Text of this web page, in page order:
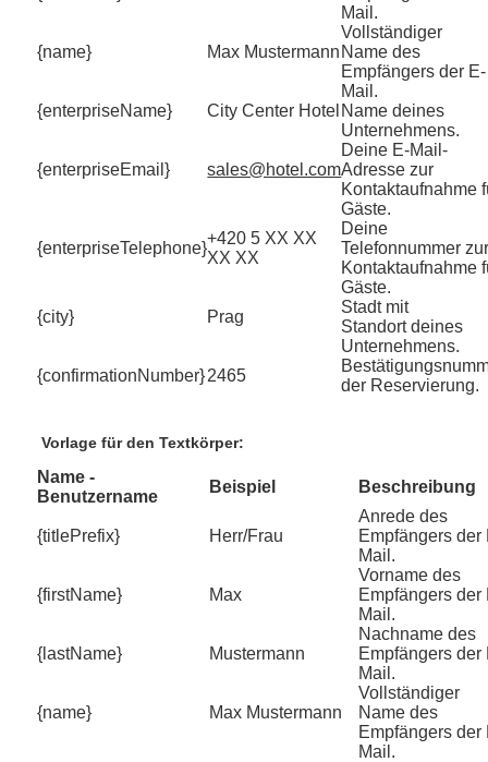
Mail.
{name} Max Mustermann
Vollständiger
Name des
Empfängers der E-
Mail.
{enterpriseName}
City Center Hotel Name deines
Unternehmens.
{enterpriseEmail} sales@hotel.com
Deine E-Mail-
Adresse zur
Kontaktaufnahme
Gäste.
{enterpriseTelephone}
+420 5 XX XX
XX XX
Deine
Telefonnummer
Kontaktaufnahme
Gäste.
{city}
Prag
Stadt mit
Standort deines
Unternehmens.
{confirmationNumber}2465
der Reservierung.
Vorlage für den Textkörper:
Name -
Benutzername
Beispiel Beschreibung
{titlePrefix} Herr/Frau
Anrede des
Empfängers der
Mail.
{firstName} Max
Vorname des
Empfängers der
Mail.
{lastName} Mustermann
Nachname des
Empfängers der
Mail.
{name} Max Mustermann
Vollständiger
Name des
Empfängers der
Mail.